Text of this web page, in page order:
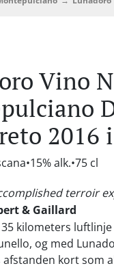
Vino
2016
15% alk. 75 cl
terroir
& Gaillard
kilometers
og med
afstanden kort som